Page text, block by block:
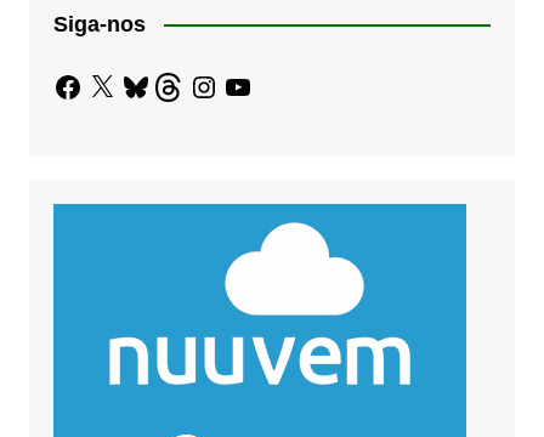
Siga-nos
Facebook
X BlueskyThreadsInstagram
YouTube